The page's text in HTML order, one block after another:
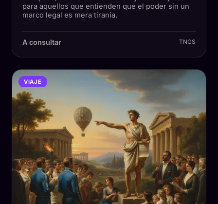
para aquellos que entienden que el poder sin un
marco legal es mera tiranía.
A consultar TNGS
VIAJE